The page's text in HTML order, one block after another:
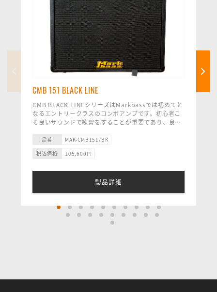
CMB 151 BLACK LINE
CMB BLACK LINEシリーズはMarkbassでは初めてと
なるエントリークラスのコンボアンプです。初心者こ
そ良いサウンドで練習をすることが重要であり、良質
と情熱を育みながら、サウンドメイクと技術が身に付
はコストを抑えながらも音質に妥協することなく、し
品番
MAK-CMB151/BK
税込価格
105,600 円
製品詳細